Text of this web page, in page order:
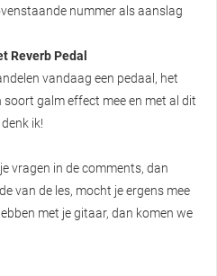
nummer als aanslag
Reverb Pedal
vandaag een pedaal, het
soort galm effect mee en met al dit
ik!
vragen in de comments, dan
van de les, mocht je ergens mee
met je gitaar, dan komen we